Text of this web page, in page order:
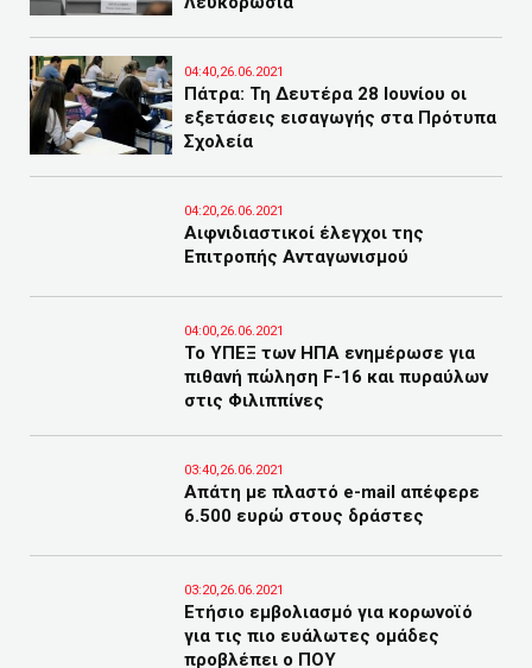
04:40,26.06.2021
Πάτρα: Τη Δευτέρα 28 Ιουνίου οι
εξετάσεις εισαγωγής στα Πρότυπα
Σχολεία
04:20,26.06.2021
Αιφνιδιαστικοί έλεγχοι της
Επιτροπής Ανταγωνισμού
04:00,26.06.2021
Το ΥΠΕΞ των ΗΠΑ ενημέρωσε για
πιθανή πώληση F-16 και πυραύλων
στις Φιλιππίνες
03:40,26.06.2021
Απάτη με πλαστό e-mail απέφερε
6.500 ευρώ στους δράστες
03:20,26.06.2021
Ετήσιο εμβολιασμό για κορωνοϊό
για τις πιο ευάλωτες ομάδες
προβλέπει ο ΠΟΥ